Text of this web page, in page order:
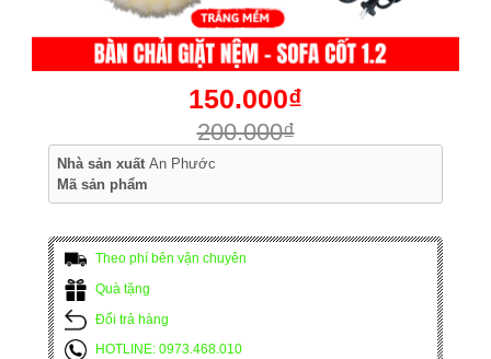
150.000₫
200.000₫
Nhà sản xuất An Phước
Mã sản phẩm
Theo phí bên vận chuyên
Quà tặng
Đổi trả hàng
HOTLINE: 0973.468.010